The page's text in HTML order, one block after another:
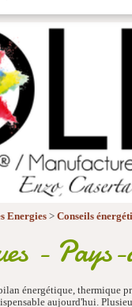
Energies> Conseils
-
énergétique, thermique
aujourd'hui.